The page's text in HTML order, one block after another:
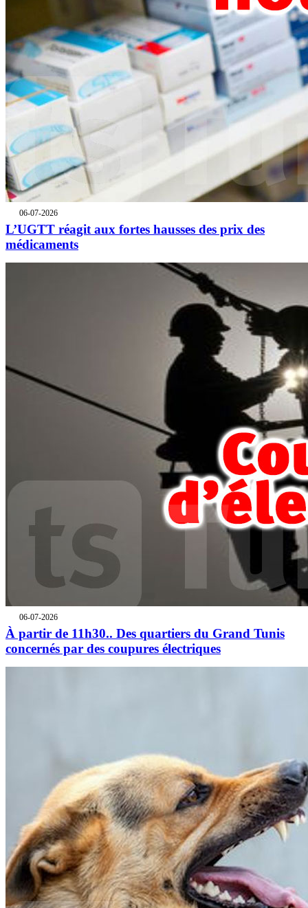
06-07-2026
L’UGTT réagit aux fortes hausses des prix des
médicaments
06-07-2026
À partir de 11h30.. Des quartiers du Grand Tunis
concernés par des coupures électriques